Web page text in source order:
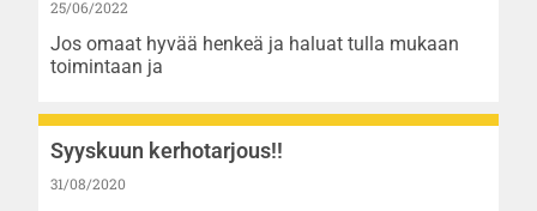
25/06/2022
Jos omaat hyvää henkeä ja haluat tulla mukaan
toimintaan ja
Syyskuun kerhotarjous!!
31/08/2020